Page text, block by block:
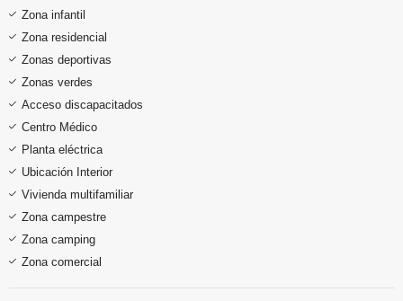
Zona infantil
Zona residencial
Zonas deportivas
Zonas verdes
Acceso discapacitados
Centro Médico
Planta eléctrica
Ubicación Interior
Vivienda multifamiliar
Zona campestre
Zona camping
Zona comercial